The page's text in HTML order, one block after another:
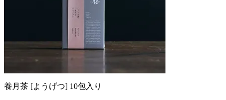
養月茶 [ようげつ] 10包入り